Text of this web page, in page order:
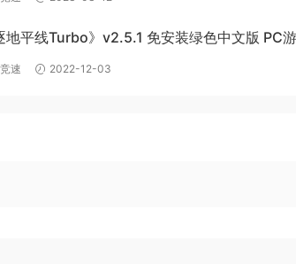
地平线Turbo》v2.5.1 免安装绿色中文版 PC
盘下载
速 2022-12-03